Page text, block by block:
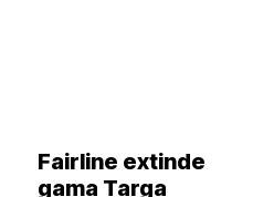
Fairline extinde
gama Targa